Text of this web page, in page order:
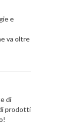
e
va oltre
di
prodotti